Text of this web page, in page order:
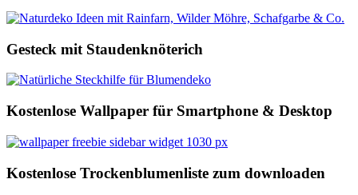
Gesteck mit Staudenknöterich
Kostenlose Wallpaper für Smartphone & Desktop
Kostenlose Trockenblumenliste zum downloaden